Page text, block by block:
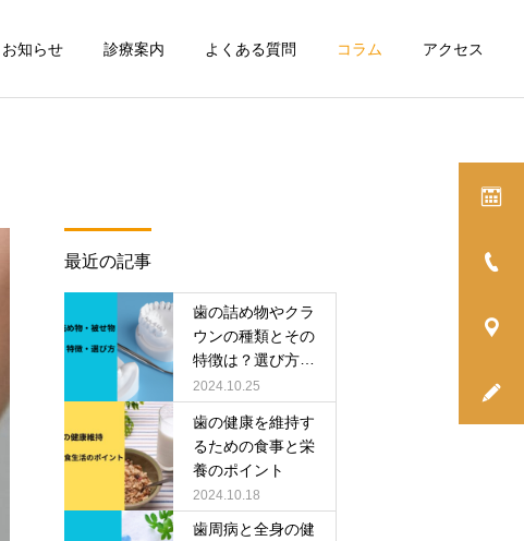
お知らせ 診療案内 よくある質問 コラム アクセス
予防歯科
むし歯を放置したら痛みが
なくなったけど治療は必
乳歯はむし歯で失っても大
最近の記事
歯の詰め物やクラ
ウンの種類とその
特徴は？選び方の
ポイントも解説
2024.10.25
歯の健康を維持す
るための食事と栄
養のポイント
2024.10.18
歯周病と全身の健